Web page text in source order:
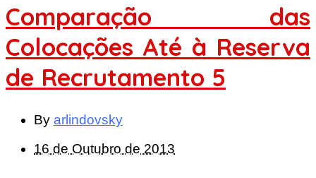
Comparação das
Colocações Até à Reserva
de Recrutamento 5
By arlindovsky
16 de Outubro de 2013